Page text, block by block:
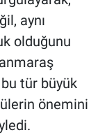
aynı
olduğunu
tür büyük
önemini